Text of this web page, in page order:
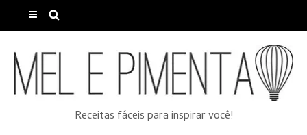
Receitas fáceis para inspirar você!